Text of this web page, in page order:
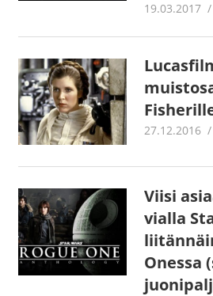
19.03.2017
27.12.2016
Viisi
vialla
Onessa